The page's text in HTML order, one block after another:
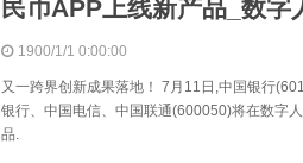
民币APP上线新产品_数字
1900/1/1 0:00:00
又一跨界创新成果落地！ 7月11日,中国银行
银行、中国电信、中国联通(600050)将在数字
品.